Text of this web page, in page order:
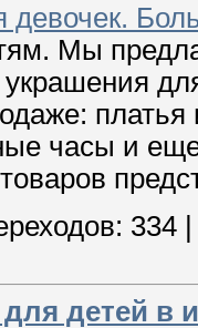
девочек.
Мы
часы и
334
детей в